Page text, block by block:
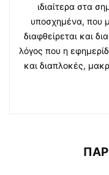
ιδιαίτερα στα
υποσχημένα, που
διαφθείρεται και
λόγος που η
και διαπλοκές,